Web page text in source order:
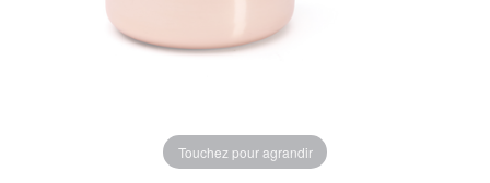
Touchez pour agrandir